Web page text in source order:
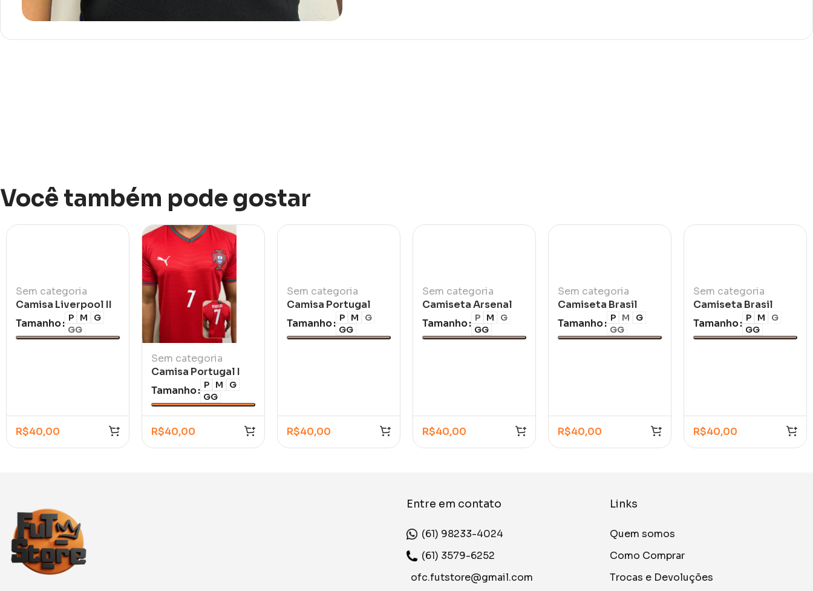
Você também pode gostar
Sem categoria
Camisa Liverpool II
2021/22
Tamanho P M
G
GG
R$40,00
Sem categoria
Camisa Portugal I
CR7 2026/27
Tamanho P M
G
GG
R$40,00
Sem categoria
Camisa Portugal
Vermelha 2025/26
Tamanho P M
G
GG
R$40,00
Sem categoria
Camiseta Arsenal
Trad I 2026/27
Tamanho P M
G
GG
R$40,00
Sem categoria
Camiseta Brasil
Polo Azul
Tamanho P M
G
GG
R$40,00
Sem categoria
Camiseta Brasil
Retrô Azul 1986
Tamanho P M
G
GG
R$40,00
Entre em contato
(61) 98233-4024
(61) 3579-6252
ofc.futstore@gmail.com
Links
Quem somos
Como Comprar
Trocas e Devoluções